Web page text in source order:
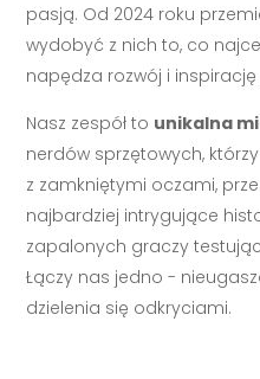
pasją. Od 2024 roku
wydobyć z nich to, co
napędza rozwój i
Nasz zespół to unikalna
nerdów sprzętowych,
z zamkniętymi oczami,
najbardziej intrygujące
zapalonych graczy
Łączy nas jedno -
dzielenia się odkryciami.